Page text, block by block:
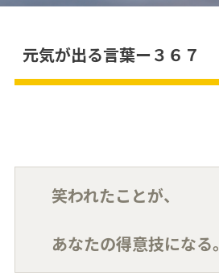
元気が出る言葉ー３６７
笑われたことが、
あなたの得意技になる。